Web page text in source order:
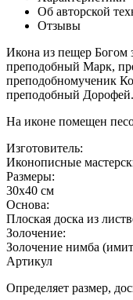
Об авторской
Отзывы
Икона из пещер Богом
преподобный Марк,
преподобномученик
преподобный Дорофей.
На иконе помещен
Изготовитель:
Иконописные
Размеры:
30x40 см
Основа:
Плоская доска из
Золочение:
Золочение нимба
Артикул
Определяет размер,